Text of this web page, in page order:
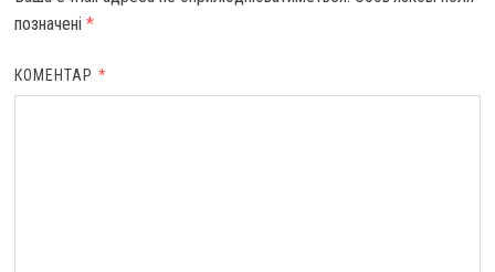
позначені *
КОМЕНТАР *